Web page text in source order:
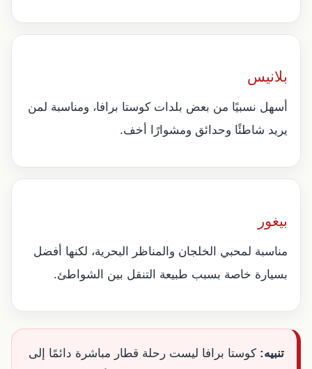
بلانيس
أسهل نسبيًا من بعض بلدات كوستا برافا، ومناسبة لمن
يريد شاطئًا وحدائق ومشوارًا أخف.
بيغور
مناسبة لمحبي الخلجان والمناظر البحرية، لكنها أفضل
بسيارة خاصة بسبب طبيعة التنقل بين الشواطئ.
تنبيه: كوستا برافا ليست رحلة قطار مباشرة دائمًا إلى